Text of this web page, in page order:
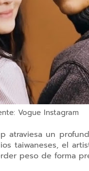
Vogue Instagram
atraviesa un
taiwaneses, el
peso de forma